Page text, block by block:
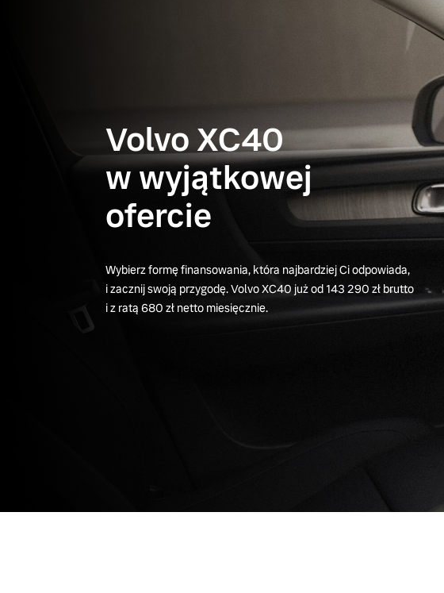
Volvo XC40
w wyjątkowej
ofercie
Wybierz formę finansowania, która najbardziej Ci odpowiada,
i zacznij swoją przygodę. Volvo XC40 już od 143 290 zł brutto
i z ratą 680 zł netto miesięcznie.